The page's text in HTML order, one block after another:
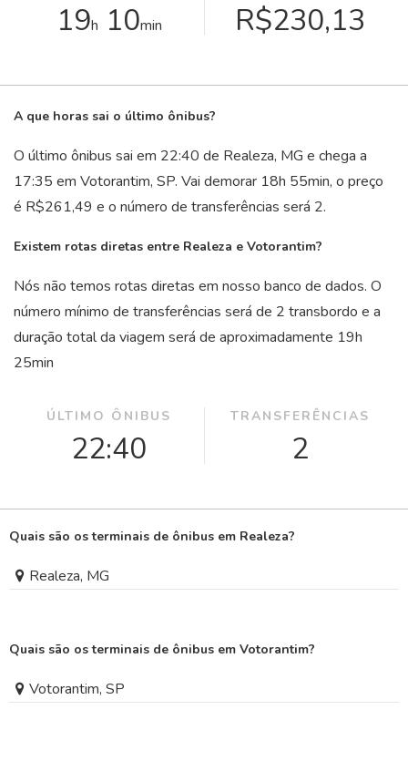
19h 10min R$230,13
A que horas sai o último ônibus?
O último ônibus sai em 22:40 de Realeza, MG e chega a
17:35 em Votorantim, SP. Vai demorar 18h 55min, o preço
é R$261,49 e o número de transferências será 2.
Existem rotas diretas entre Realeza e Votorantim?
Nós não temos rotas diretas em nosso banco de dados. O
número mínimo de transferências será de 2 transbordo e a
duração total da viagem será de aproximadamente 19h
25min
ÚLTIMO ÔNIBUS
22:40
TRANSFERÊNCIAS
2
Quais são os terminais de ônibus em Realeza?
Realeza, MG
Quais são os terminais de ônibus em Votorantim?
Votorantim, SP